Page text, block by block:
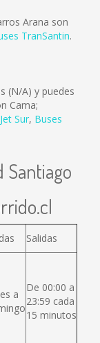
Arana son
TranSantin.
(N/A) y puedes
Cama;
Sur, Buses
Santiago
Salidas
a
De 00:00 a
23:59 cada
15 minutos